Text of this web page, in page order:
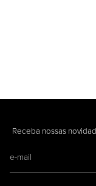
Receba nossas